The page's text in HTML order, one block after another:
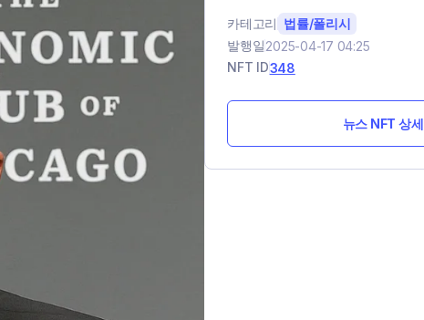
카테고리 법률/폴리시
발행일2025-04-17 04:25
NFT ID348
뉴스 NFT 상세